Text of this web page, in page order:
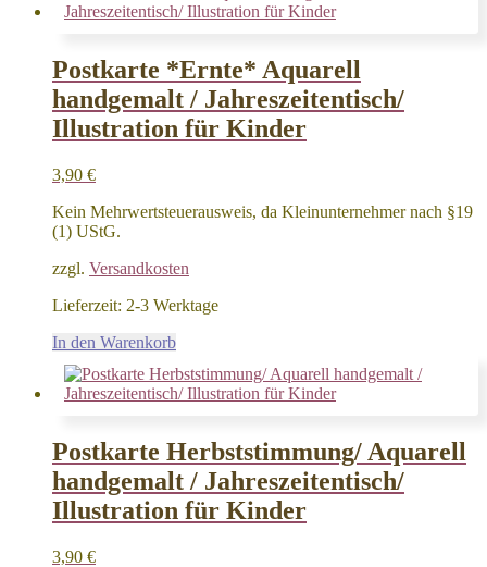
Postkarte *Ernte* Aquarell
handgemalt / Jahreszeitentisch/
Illustration für Kinder
3,90 €
Kein Mehrwertsteuerausweis, da Kleinunternehmer nach §19
(1) UStG.
zzgl. Versandkosten
Lieferzeit: 2-3 Werktage
In den Warenkorb
Postkarte Herbststimmung/ Aquarell
handgemalt / Jahreszeitentisch/
Illustration für Kinder
3,90 €